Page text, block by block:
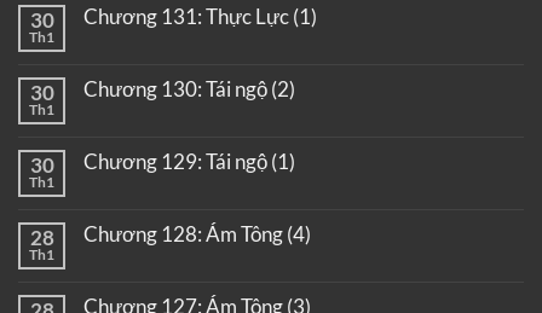
30
Th1
Chương 131: Thực Lực (1)
30
Th1
Chương 130: Tái ngộ (2)
30
Th1
Chương 129: Tái ngộ (1)
28
Th1
Chương 128: Ám Tông (4)
Chương 127: Ám Tông (3)